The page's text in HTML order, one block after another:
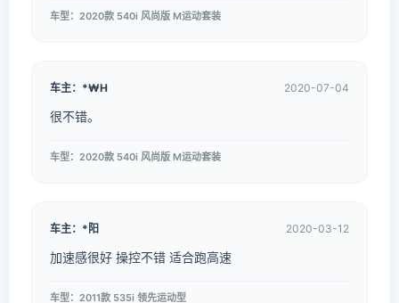
车型：2020款 540i 风尚版 M运动套装
车主：*₩H 2020-07-04
很不错。
车型：2020款 540i 风尚版 M运动套装
车主：*阳 2020-03-12
加速感很好 操控不错 适合跑高速
车型：2011款 535i 领先运动型